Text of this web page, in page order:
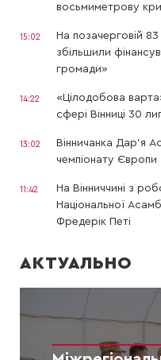
восьмиметрову
15:02
На позачерговій
збільшили
громади»
14:22
«Цілодобова
сфері Вінниці 30
13:02
Вінничанка Дар’я
чемпіонату Європи
11:42
На Вінниччині з
Національної
Фредерік Петі
АКТУАЛЬНО